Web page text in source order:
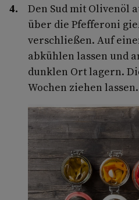
Den Sud mit Olivenöl
über die Pfefferoni
verschließen. Auf
abkühlen lassen und
dunklen Ort lagern.
Wochen ziehen lassen.